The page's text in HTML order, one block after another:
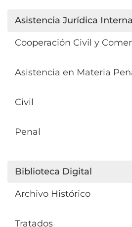
Asistencia Jurídica
Cooperación Civil y
Asistencia en Materia
Civil
Penal
Biblioteca Digital
Archivo Histórico
Tratados